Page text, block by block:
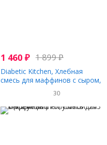
1 460₽ 1 899₽
Diabetic Kitchen, Хлебная
смесь для маффинов с сыром,
30